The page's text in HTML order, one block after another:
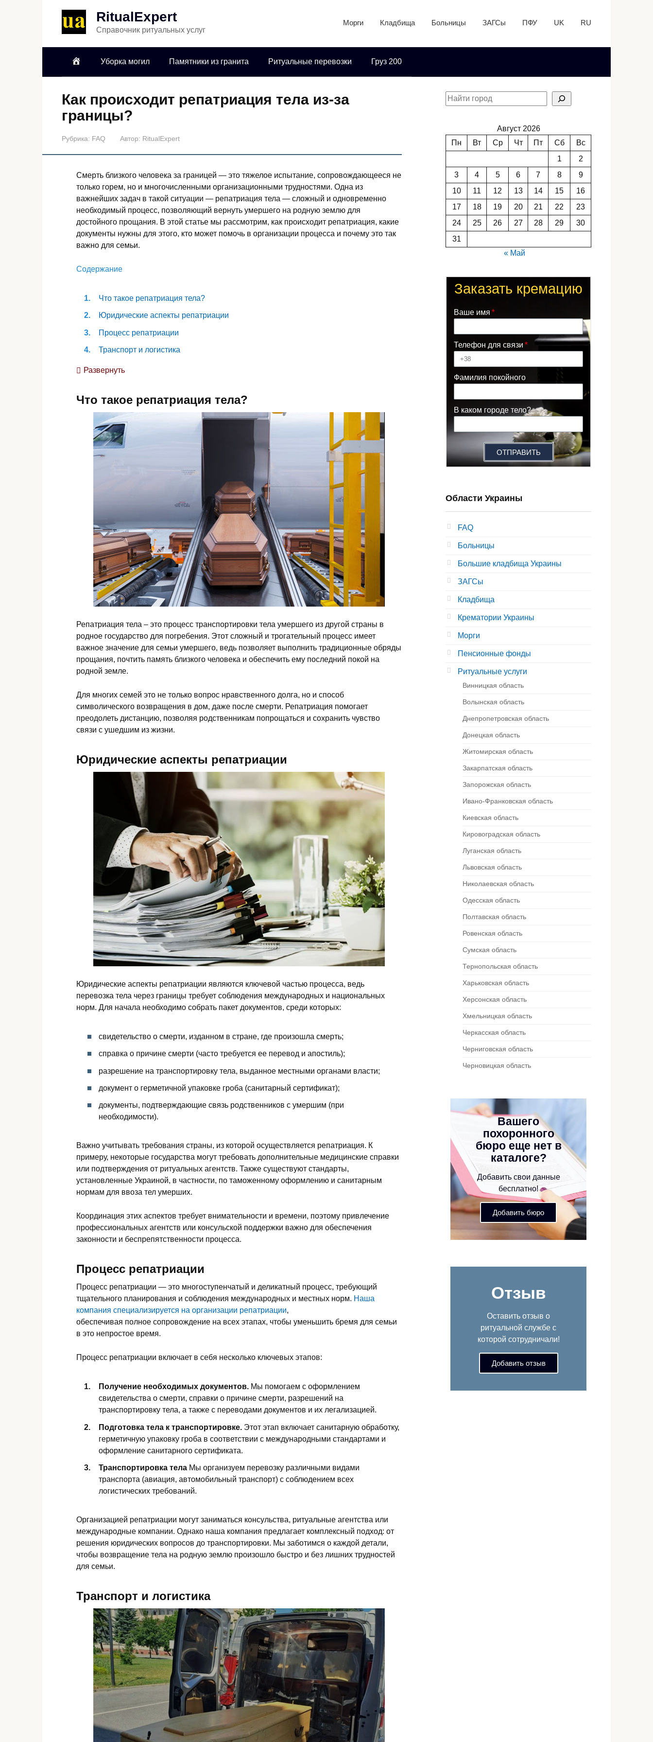
RitualExpert
Справочник ритуальных услуг
Морги Кладбища Больницы ЗАГСы ПФУ UK RU
Уборка могил Памятники из гранита Ритуальные перевозки Груз 200
Как происходит репатриация тела из-за
границы?
Рубрика: FAQ Автор: RitualExpert
Смерть близкого человека за границей — это тяжелое испытание, сопровождающееся не
только горем, но и многочисленными организационными трудностями. Одна из
важнейших задач в такой ситуации — репатриация тела — сложный и одновременно
необходимый процесс, позволяющий вернуть умершего на родную землю для
достойного прощания. В этой статье мы рассмотрим, как происходит репатриация, какие
документы нужны для этого, кто может помочь в организации процесса и почему это так
важно для семьи.
Содержание
Что такое репатриация тела?
Юридические аспекты репатриации
Процесс репатриации
Транспорт и логистика
Роль консульств и посольств
Развернуть
Что такое репатриация тела?
Репатриация тела – это процесс транспортировки тела умершего из другой страны в
родное государство для погребения. Этот сложный и трогательный процесс имеет
важное значение для семьи умершего, ведь позволяет выполнить традиционные обряды
прощания, почтить память близкого человека и обеспечить ему последний покой на
родной земле.
Для многих семей это не только вопрос нравственного долга, но и способ
символического возвращения в дом, даже после смерти. Репатриация помогает
преодолеть дистанцию, позволяя родственникам попрощаться и сохранить чувство
связи с ушедшим из жизни.
Юридические аспекты репатриации
Юридические аспекты репатриации являются ключевой частью процесса, ведь
перевозка тела через границы требует соблюдения международных и национальных
норм. Для начала необходимо собрать пакет документов, среди которых:
свидетельство о смерти, изданном в стране, где произошла смерть;
справка о причине смерти (часто требуется ее перевод и апостиль);
разрешение на транспортировку тела, выданное местными органами власти;
документ о герметичной упаковке гроба (санитарный сертификат);
документы, подтверждающие связь родственников с умершим (при
необходимости).
Важно учитывать требования страны, из которой осуществляется репатриация. К
примеру, некоторые государства могут требовать дополнительные медицинские справки
или подтверждения от ритуальных агентств. Также существуют стандарты,
установленные Украиной, в частности, по таможенному оформлению и санитарным
нормам для ввоза тел умерших.
Координация этих аспектов требует внимательности и времени, поэтому привлечение
профессиональных агентств или консульской поддержки важно для обеспечения
законности и беспрепятственности процесса.
Процесс репатриации
Процесс репатриации — это многоступенчатый и деликатный процесс, требующий
тщательного планирования и соблюдения международных и местных норм. Наша
компания специализируется на организации репатриации,
обеспечивая полное сопровождение на всех этапах, чтобы уменьшить бремя для семьи
в это непростое время.
Процесс репатриации включает в себя несколько ключевых этапов:
Получение необходимых документов. Мы помогаем с оформлением
свидетельства о смерти, справки о причине смерти, разрешений на
транспортировку тела, а также с переводами документов и их легализацией.
Подготовка тела к транспортировке. Этот этап включает санитарную обработку,
герметичную упаковку гроба в соответствии с международными стандартами и
оформление санитарного сертификата.
Транспортировка тела Мы организуем перевозку различными видами
транспорта (авиация, автомобильный транспорт) с соблюдением всех
логистических требований.
Организацией репатриации могут заниматься консульства, ритуальные агентства или
международные компании. Однако наша компания предлагает комплексный подход: от
решения юридических вопросов до транспортировки. Мы заботимся о каждой детали,
чтобы возвращение тела на родную землю произошло быстро и без лишних трудностей
для семьи.
Транспорт и логистика
Август 2026
Пн
Вт Ср Чт Пт Сб
Вс
1
2
3
4 5 6 7 8
9
10
11 12 13 14 15
16
17
18 19 20 21 22
23
24
25 26 27 28 29
30
31
« Май
Заказать кремацию
Ваше имя
Телефон для связи
Фамилия покойного
В каком городе тело?
ОТПРАВИТЬ
Области Украины
FAQ
Больницы
Большие кладбища Украины
ЗАГСы
Кладбища
Крематории Украины
Морги
Пенсионные фонды
Ритуальные услуги
Винницкая область
Волынская область
Днепропетровская область
Донецкая область
Житомирская область
Закарпатская область
Запорожская область
Ивано-Франковская область
Киевская область
Кировоградская область
Луганская область
Львовская область
Николаевская область
Одесская область
Полтавская область
Ровенская область
Сумская область
Тернопольская область
Харьковская область
Херсонская область
Хмельницкая область
Черкасская область
Черниговская область
Черновицкая область
Вашего
похоронного
бюро еще нет в
каталоге?
Добавить свои данные
бесплатно!
Добавить бюро
Отзыв
Оставить отзыв о
ритуальной службе с
которой сотрудничали!
Добавить отзыв